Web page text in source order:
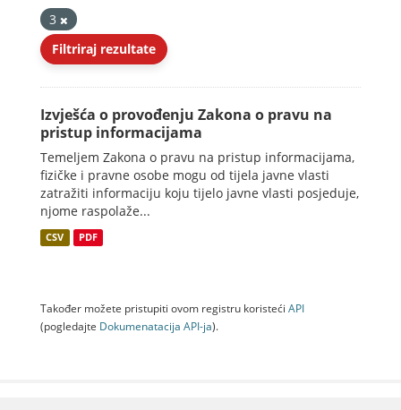
3
Filtriraj rezultate
Izvješća o provođenju Zakona o pravu na
pristup informacijama
Temeljem Zakona o pravu na pristup informacijama,
fizičke i pravne osobe mogu od tijela javne vlasti
zatražiti informaciju koju tijelo javne vlasti posjeduje,
njome raspolaže...
CSV PDF
Također možete pristupiti ovom registru koristeći API
(pogledajte Dokumenаtаcijа API-jа).